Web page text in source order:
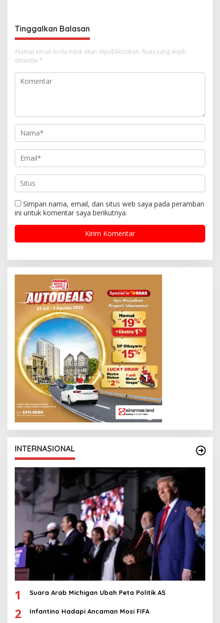
o
Tinggalkan Balasan
Alamat email Anda tidak akan dipublikasikan. Ruas yang wajib
ditandai *
Simpan nama, email, dan situs web saya pada peramban
ini untuk komentar saya berikutnya.
INTERNASIONAL
1 Suara Arab Michigan Ubah Peta Politik AS
2 Infantino Hadapi Ancaman Mosi FIFA